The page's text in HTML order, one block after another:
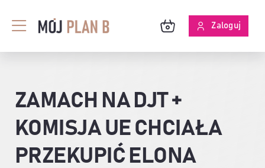
zawartości
Toggle
Navigation
O MPB
SKUTECZNOŚĆ ANALIZ
Zaloguj
ZAMACH NA DJT +
KOMISJA UE CHCIAŁA
PRZEKUPIĆ ELONA